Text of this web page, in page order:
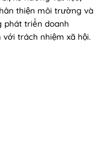
thiện môi trường và
phát triển doanh
với trách nhiệm xã hội.